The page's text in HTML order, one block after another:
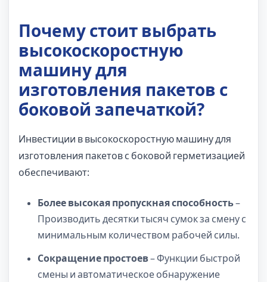
Почему стоит выбрать
высокоскоростную
машину для
изготовления пакетов с
боковой запечаткой?
Инвестиции в высокоскоростную машину для
изготовления пакетов с боковой герметизацией
обеспечивают:
Более высокая пропускная способность–
Производить десятки тысяч сумок за смену с
минимальным количеством рабочей силы.
Сокращение простоев– Функции быстрой
смены и автоматическое обнаружение